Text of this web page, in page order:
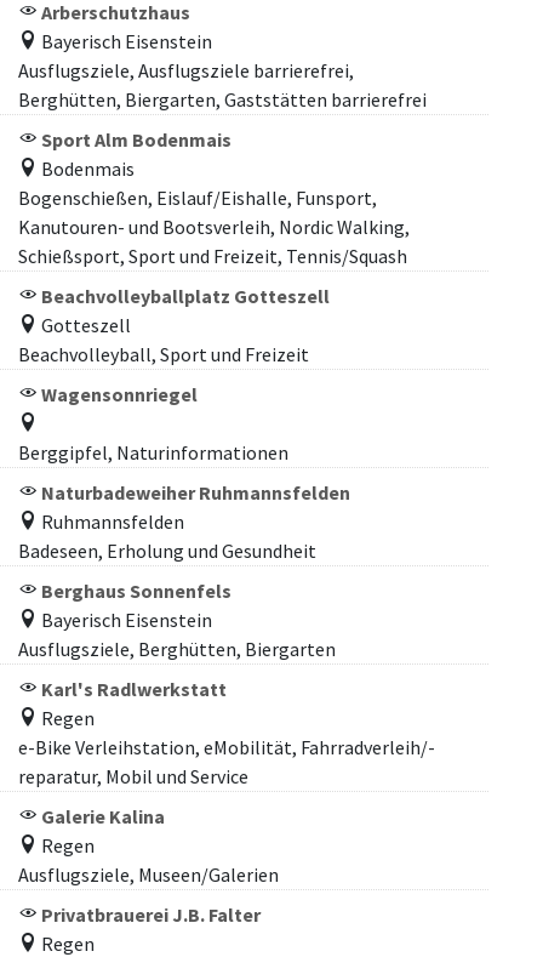
Arberschutzhaus
Bayerisch Eisenstein
Ausflugsziele, Ausflugsziele barrierefrei,
Berghütten, Biergarten, Gaststätten barrierefrei
Sport Alm Bodenmais
Bodenmais
Bogenschießen, Eislauf/Eishalle, Funsport,
Kanutouren- und Bootsverleih, Nordic Walking,
Schießsport, Sport und Freizeit, Tennis/Squash
Beachvolleyballplatz Gotteszell
Gotteszell
Beachvolleyball, Sport und Freizeit
Wagensonnriegel
Berggipfel, Naturinformationen
Naturbadeweiher Ruhmannsfelden
Ruhmannsfelden
Badeseen, Erholung und Gesundheit
Berghaus Sonnenfels
Bayerisch Eisenstein
Ausflugsziele, Berghütten, Biergarten
Karl's Radlwerkstatt
Regen
e-Bike Verleihstation, eMobilität, Fahrradverleih/-
reparatur, Mobil und Service
Galerie Kalina
Regen
Ausflugsziele, Museen/Galerien
Privatbrauerei J.B. Falter
Regen